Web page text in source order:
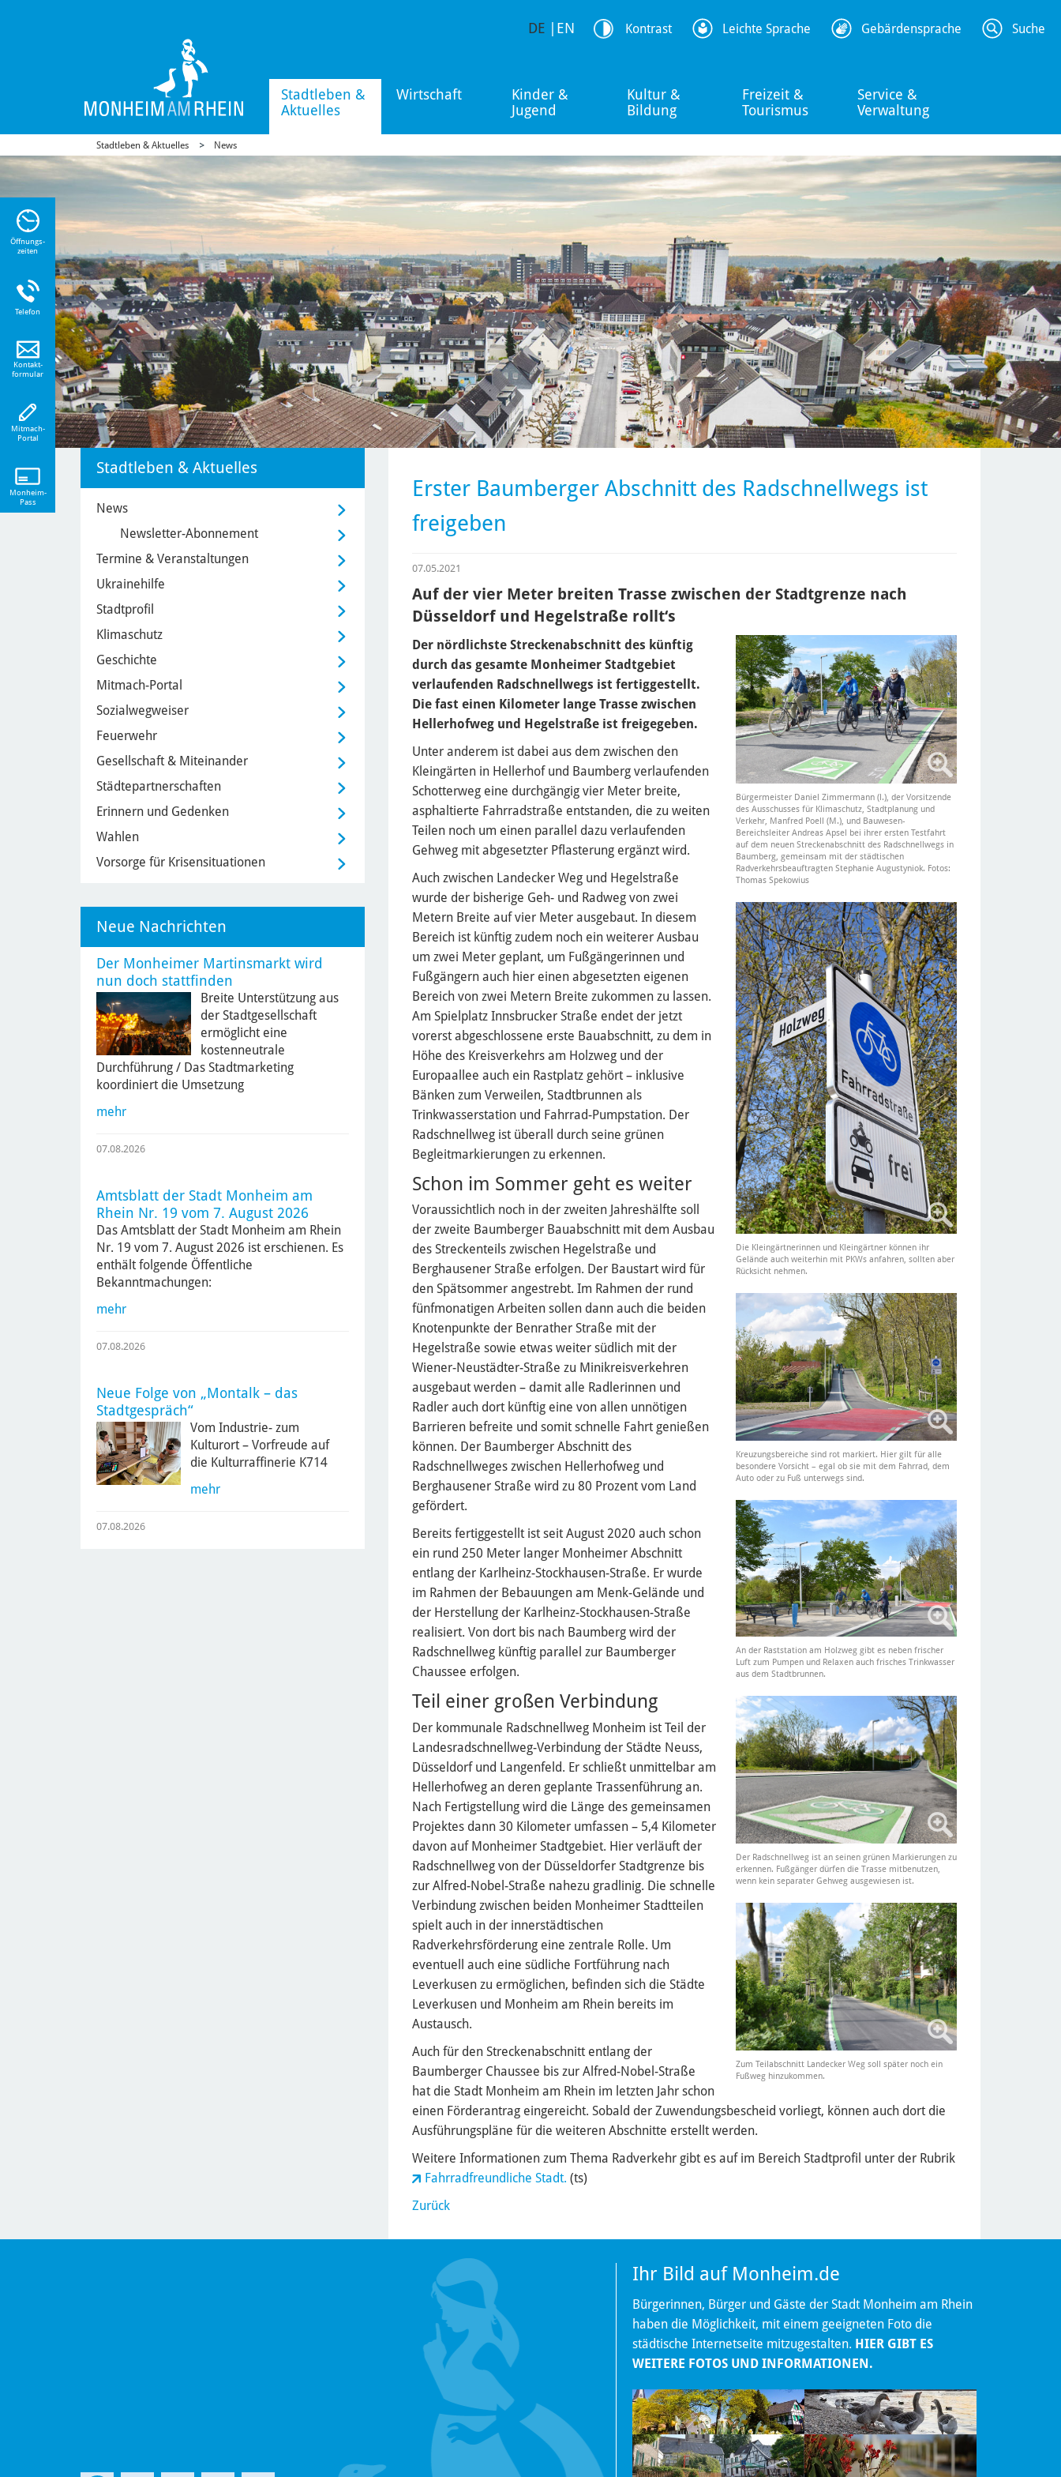
Stadtleben &
Aktuelles
Wirtschaft
Kinder &
Jugend
Kultur &
Bildung
Freizeit &
Tourismus
Service &
Verwaltung
DE EN Kontrast Leichte Sprache Gebärdensprache Suche
Stadtleben & Aktuelles News
Erster Baumberger Abschnitt des Radschnellwegs ist
freigeben
07.05.2021
Auf der vier Meter breiten Trasse zwischen der Stadtgrenze nach
Düsseldorf und Hegelstraße rollt‘s
Bürgermeister Daniel Zimmermann (l.), der Vorsitzende
des Ausschusses für Klimaschutz, Stadtplanung und
Verkehr, Manfred Poell (M.), und Bauwesen-
Bereichsleiter Andreas Apsel bei ihrer ersten Testfahrt
auf dem neuen Streckenabschnitt des Radschnellwegs in
Baumberg, gemeinsam mit der städtischen
Radverkehrsbeauftragten Stephanie Augustyniok. Fotos:
Thomas Spekowius
Die Kleingärtnerinnen und Kleingärtner können ihr
Gelände auch weiterhin mit PKWs anfahren, sollten aber
Rücksicht nehmen.
Kreuzungsbereiche sind rot markiert. Hier gilt für alle
besondere Vorsicht – egal ob sie mit dem Fahrrad, dem
Auto oder zu Fuß unterwegs sind.
An der Raststation am Holzweg gibt es neben frischer
Luft zum Pumpen und Relaxen auch frisches Trinkwasser
aus dem Stadtbrunnen.
Der Radschnellweg ist an seinen grünen Markierungen zu
erkennen. Fußgänger dürfen die Trasse mitbenutzen,
wenn kein separater Gehweg ausgewiesen ist.
Zum Teilabschnitt Landecker Weg soll später noch ein
Fußweg hinzukommen.
Der nördlichste Streckenabschnitt des künftig
durch das gesamte Monheimer Stadtgebiet
verlaufenden Radschnellwegs ist fertiggestellt.
Die fast einen Kilometer lange Trasse zwischen
Hellerhofweg und Hegelstraße ist freigegeben.
Unter anderem ist dabei aus dem zwischen den
Kleingärten in Hellerhof und Baumberg verlaufenden
Schotterweg eine durchgängig vier Meter breite,
asphaltierte Fahrradstraße entstanden, die zu weiten
Teilen noch um einen parallel dazu verlaufenden
Gehweg mit abgesetzter Pflasterung ergänzt wird.
Auch zwischen Landecker Weg und Hegelstraße
wurde der bisherige Geh- und Radweg von zwei
Metern Breite auf vier Meter ausgebaut. In diesem
Bereich ist künftig zudem noch ein weiterer Ausbau
um zwei Meter geplant, um Fußgängerinnen und
Fußgängern auch hier einen abgesetzten eigenen
Bereich von zwei Metern Breite zukommen zu lassen.
Am Spielplatz Innsbrucker Straße endet der jetzt
vorerst abgeschlossene erste Bauabschnitt, zu dem in
Höhe des Kreisverkehrs am Holzweg und der
Europaallee auch ein Rastplatz gehört – inklusive
Bänken zum Verweilen, Stadtbrunnen als
Trinkwasserstation und Fahrrad-Pumpstation. Der
Radschnellweg ist überall durch seine grünen
Begleitmarkierungen zu erkennen.
Schon im Sommer geht es weiter
Voraussichtlich noch in der zweiten Jahreshälfte soll
der zweite Baumberger Bauabschnitt mit dem Ausbau
des Streckenteils zwischen Hegelstraße und
Berghausener Straße erfolgen. Der Baustart wird für
den Spätsommer angestrebt. Im Rahmen der rund
fünfmonatigen Arbeiten sollen dann auch die beiden
Knotenpunkte der Benrather Straße mit der
Hegelstraße sowie etwas weiter südlich mit der
Wiener-Neustädter-Straße zu Minikreisverkehren
ausgebaut werden – damit alle Radlerinnen und
Radler auch dort künftig eine von allen unnötigen
Barrieren befreite und somit schnelle Fahrt genießen
können. Der Baumberger Abschnitt des
Radschnellweges zwischen Hellerhofweg und
Berghausener Straße wird zu 80 Prozent vom Land
gefördert.
Bereits fertiggestellt ist seit August 2020 auch schon
ein rund 250 Meter langer Monheimer Abschnitt
entlang der Karlheinz-Stockhausen-Straße. Er wurde
im Rahmen der Bebauungen am Menk-Gelände und
der Herstellung der Karlheinz-Stockhausen-Straße
realisiert. Von dort bis nach Baumberg wird der
Radschnellweg künftig parallel zur Baumberger
Chaussee erfolgen.
Teil einer großen Verbindung
Der kommunale Radschnellweg Monheim ist Teil der
Landesradschnellweg-Verbindung der Städte Neuss,
Düsseldorf und Langenfeld. Er schließt unmittelbar am
Hellerhofweg an deren geplante Trassenführung an.
Nach Fertigstellung wird die Länge des gemeinsamen
Projektes dann 30 Kilometer umfassen – 5,4 Kilometer
davon auf Monheimer Stadtgebiet. Hier verläuft der
Radschnellweg von der Düsseldorfer Stadtgrenze bis
zur Alfred-Nobel-Straße nahezu gradlinig. Die schnelle
Verbindung zwischen beiden Monheimer Stadtteilen
spielt auch in der innerstädtischen
Radverkehrsförderung eine zentrale Rolle. Um
eventuell auch eine südliche Fortführung nach
Leverkusen zu ermöglichen, befinden sich die Städte
Leverkusen und Monheim am Rhein bereits im
Austausch.
Auch für den Streckenabschnitt entlang der
Baumberger Chaussee bis zur Alfred-Nobel-Straße
hat die Stadt Monheim am Rhein im letzten Jahr schon
einen Förderantrag eingereicht. Sobald der Zuwendungsbescheid vorliegt, können auch dort die
Ausführungspläne für die weiteren Abschnitte erstellt werden.
Weitere Informationen zum Thema Radverkehr gibt es auf im Bereich Stadtprofil unter der Rubrik
Fahrradfreundliche Stadt. (ts)
Zurück
Stadtleben & Aktuelles
News
Newsletter-Abonnement
Termine & Veranstaltungen
Ukrainehilfe
Stadtprofil
Klimaschutz
Geschichte
Mitmach-Portal
Sozialwegweiser
Feuerwehr
Gesellschaft & Miteinander
Städtepartnerschaften
Erinnern und Gedenken
Wahlen
Vorsorge für Krisensituationen
Neue Nachrichten
Der Monheimer Martinsmarkt wird
nun doch stattfinden
Breite Unterstützung aus
der Stadtgesellschaft
ermöglicht eine
kostenneutrale
Durchführung / Das Stadtmarketing
koordiniert die Umsetzung
mehr
07.08.2026
Amtsblatt der Stadt Monheim am
Rhein Nr. 19 vom 7. August 2026
Das Amtsblatt der Stadt Monheim am Rhein
Nr. 19 vom 7. August 2026 ist erschienen. Es
enthält folgende Öffentliche
Bekanntmachungen:
mehr
07.08.2026
Neue Folge von „Montalk – das
Stadtgespräch“
Vom Industrie- zum
Kulturort – Vorfreude auf
die Kulturraffinerie K714
mehr
07.08.2026
Ihr Bild auf Monheim.de
Bürgerinnen, Bürger und Gäste der Stadt Monheim am Rhein
haben die Möglichkeit, mit einem geeigneten Foto die
städtische Internetseite mitzugestalten. HIER GIBT ES
WEITERE FOTOS UND INFORMATIONEN.
Öffnungs-
zeiten
Telefon
Kontakt-
formular
Mitmach-
Portal
Monheim-
Pass
Sie
zu